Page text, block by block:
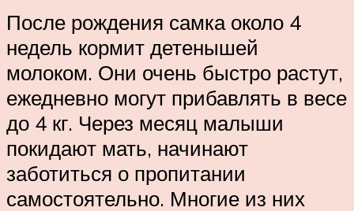
После рождения самка около 4
недель кормит детенышей
молоком. Они очень быстро растут,
ежедневно могут прибавлять в весе
до 4 кг. Через месяц малыши
покидают мать, начинают
заботиться о пропитании
самостоятельно. Многие из них